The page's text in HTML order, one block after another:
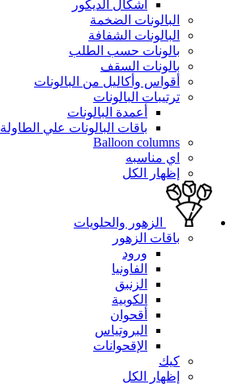
أشكال الديكور
البالونات الضخمة
البالونات الشفافة
بالونات حسب الطلب
بالونات السقف
أقواس وأكاليل من البالونات
ترتيبات البالونات
أعمدة البالونات
باقات البالونات علي الطاولة
Balloon columns
اي مناسبه
إظهار الكل
الزهور والحلويات
باقات الزهور
ورود
الفاونيا
الزنبق
الكوبية
أقحوان
البروتياس
الإقحوانات
كيك
إظهار الكل